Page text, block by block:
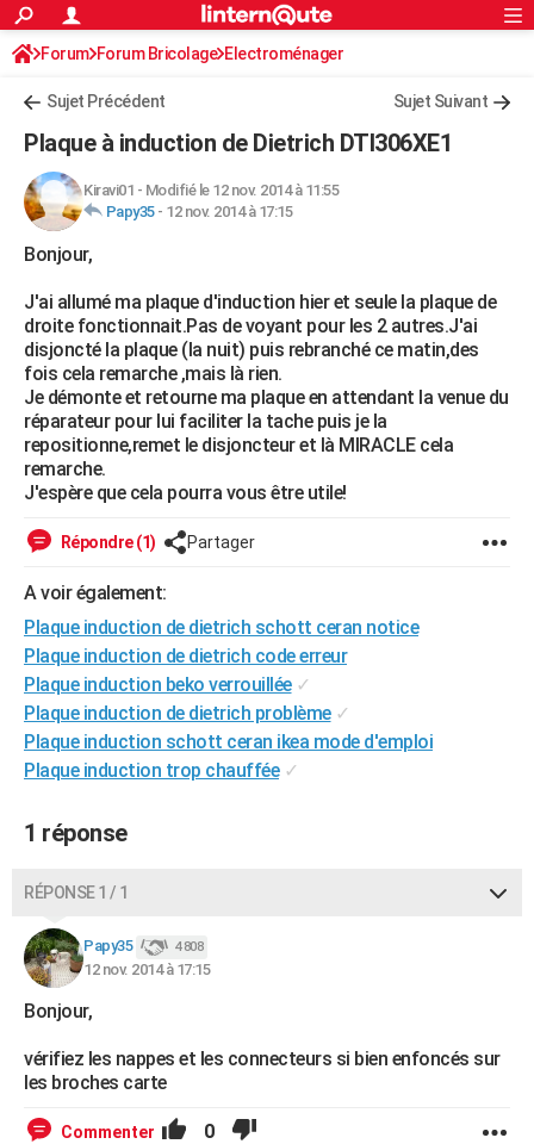
ACTUALITÉS
Politique
Société
Faits Divers
Education
Monde
Villes
+
FINANCE
Retraite
Impôts
Epargne
Immobilier
Risques naturels par ville
Banque
Assurance
Crédit
AUTO
Essais
Réserver un essai
Citadines
Berlines
SUV
Forum auto
+HIGH-TECH
Mobiles
Meilleur smartphone
Internet
Ordinateurs
Jeux vidéo
Guide high-tech
+BRICOLAGE
Forum
Aménagement intérieur
Extérieur
Cuisine
Salle de bains
Jardinage
Rangement
WEEK-END
Guides de France
Escapades
Patrimoine
Expositions
Musées
Week-end nature
LIFESTYLE
Art de vivre
Bien-être
Loisirs
ModeModes de vie
SANTE
Alimentation
Guide de la santé
Maladies
Médicaments
Sommeil
Destinations
City break
Voyage nature
Voyage de noces
Forum
Climat
BONS PLANS
CARTE DE VOEUX
Carte de Noël
Carte Bonne année
Carte Saint-Valentin
Carte Pâques
Carte d'anniversaire
DICTIONNAIRE
COPAINS D'AVANT
S'inscrire
Se connecter
Lycées
Collèges
Primaires
Universités
Entreprises
Service militaire
Avis de recherche
AVIS DE DÉCÈS
FORUM
Bricolage
Lifestyle
Culture
Sport
Auto
Television
Voyage
Cinema
S'inscrire
Connexion
Forum Forum Bricolage Electroménager
Sujet Précédent Sujet Suivant
Plaque à induction de Dietrich DTI306XE1
Kiravi01 - Modifié le 12 nov. 2014 à 11:55
Papy35- 12 nov. 2014 à 17:15
Bonjour,
J'ai allumé ma plaque d'induction hier et seule la plaque de
droite fonctionnait.Pas de voyant pour les 2 autres.J'ai
disjoncté la plaque (la nuit) puis rebranché ce matin,des
fois cela remarche ,mais là rien.
Je démonte et retourne ma plaque en attendant la venue du
réparateur pour lui faciliter la tache puis je la
repositionne,remet le disjoncteur et là MIRACLE cela
remarche.
J'espère que cela pourra vous être utile!
Répondre (1) Partager
A voir également:
Plaque induction de dietrich schott ceran notice
Plaque induction de dietrich code erreur
Plaque induction beko verrouillée ✓
Plaque induction de dietrich problème ✓
Plaque induction schott ceran ikea mode d'emploi
Plaque induction trop chauffée ✓
1 réponse
RÉPONSE 1 / 1
Papy35 4 808
12 nov. 2014 à 17:15
Bonjour,
vérifiez les nappes et les connecteurs si bien enfoncés sur
les broches carte
Commenter 0